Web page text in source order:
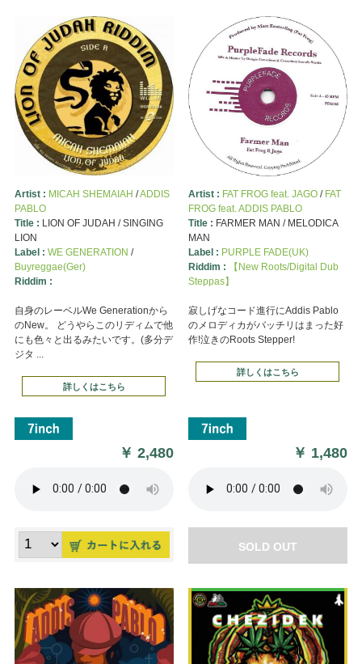
Artist : MICAH SHEMAIAH /ADDIS
PABLO
Title : LION OF JUDAH / SINGING
LION
Label : WE GENERATION /
Buyreggae(Ger)
Riddim :
自身のレーベルWe Generationから
のNew。 どうやらこのリディムで他
にも色々と出るみたいです。(多分デ
ジタ ...
詳しくはこちら
￥2,480
Artist : FAT FROG feat. JAGO/ FAT
FROG feat. ADDIS PABLO
Title : FARMER MAN / MELODICA
MAN
Label : PURPLE FADE(UK)
Riddim :
【New Roots/Digital Dub
Steppas】
寂しげなコード進行にAddis Pablo
のメロディカがバッチリはまった好
作!泣きのRoots Stepper!
詳しくはこちら
￥ 1,480
SOLD OUT